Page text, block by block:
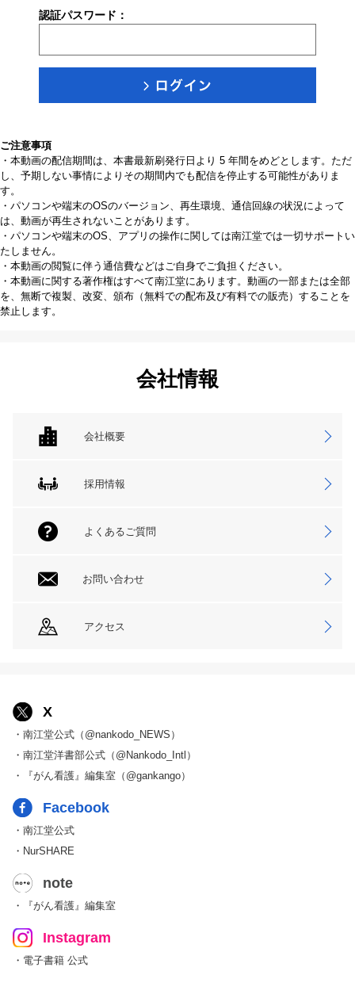
認証パスワード：
ご注意事項
・本動画の配信期間は、本書最新刷発行日より 5 年間をめどとします。ただ
し、予期しない事情によりその期間内でも配信を停止する可能性がありま
す。
・パソコンや端末のOSのバージョン、再生環境、通信回線の状況によって
は、動画が再生されないことがあります。
・パソコンや端末のOS、アプリの操作に関しては南江堂では一切サポートい
たしません。
・本動画の閲覧に伴う通信費などはご自身でご負担ください。
・本動画に関する著作権はすべて南江堂にあります。動画の一部または全部
を、無断で複製、改変、頒布（無料での配布及び有料での販売）することを
禁止します。
会社情報
会社概要
採用情報
よくあるご質問
お問い合わせ
アクセス
X
・南江堂公式（@nankodo_NEWS）
・南江堂洋書部公式（@Nankodo_Intl）
・『がん看護』編集室（@gankango）
Facebook
・南江堂公式
・NurSHARE
note
・『がん看護』編集室
Instagram
・電子書籍 公式